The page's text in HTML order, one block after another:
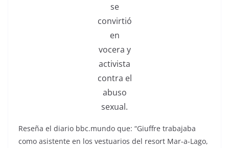
se
convirtió
en
vocera y
activista
contra el
abuso
sexual.
Reseña el diario bbc.mundo que: “Giuffre trabajaba
como asistente en los vestuarios del resort Mar-a-Lago,